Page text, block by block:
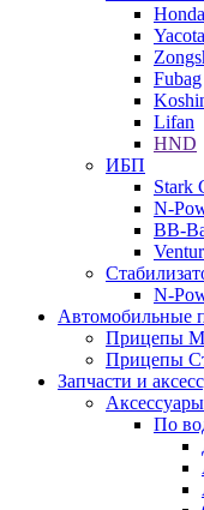
Honda
Yacota
Fubag
Lifan
HND
ИБП
Stark
N-
BB-
N-
Автомобильные
Прицепы
Прицепы
Запчасти и
По